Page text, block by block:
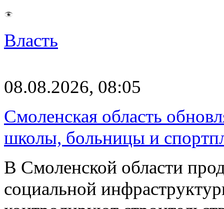
Власть
08.08.2026, 08:05
Смоленская область
школы, больницы и
В Смоленской области
социальной